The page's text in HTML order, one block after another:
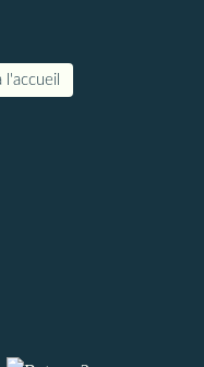
l'accueil